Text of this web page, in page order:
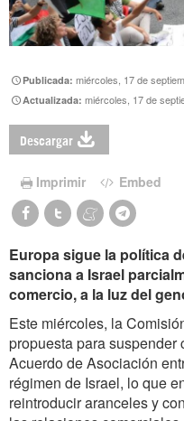
Publicada:miércoles, 17 de
Actualizada:miércoles, 17 de
Descargar
Imprimir Embed
Europa sigue la política
sanciona a Israel
comercio, a la luz del
Este miércoles, la
propuesta para
Acuerdo de Asociación
régimen de Israel, lo que
reintroducir aranceles y